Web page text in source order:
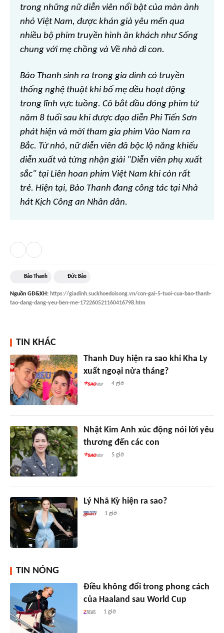
trong những nữ diễn viên nổi bật của màn ảnh
nhỏ Việt Nam, được khán giả yêu mến qua
nhiều bộ phim truyền hình ăn khách như Sống
chung với mẹ chồng và Về nhà đi con.
Bảo Thanh sinh ra trong gia đình có truyền
thống nghệ thuật khi bố mẹ đều hoạt động
trong lĩnh vực tuồng. Cô bắt đầu đóng phim từ
năm 8 tuổi sau khi được đạo diễn Phi Tiến Sơn
phát hiện và mời tham gia phim Vào Nam ra
Bắc. Từ nhỏ, nữ diễn viên đã bộc lộ năng khiếu
diễn xuất và từng nhận giải "Diễn viên phụ xuất
sắc" tại Liên hoan phim Việt Nam khi còn rất
trẻ. Hiện tại, Bảo Thanh đang công tác tại Nhà
hát Kịch Công an Nhân dân.
Bảo Thanh Đức Bảo
Nguồn GĐ&XH: https://giadinh.suckhoedoisong.vn/con-gai-5-tuoi-cua-bao-thanh-
tao-dang-dang-yeu-ben-me-172260521160416798.htm
TIN KHÁC
Thanh Duy hiện ra sao khi Kha Ly
xuất ngoại nửa tháng?
4 giờ
Nhật Kim Anh xúc động nói lời yêu
thương đến các con
5 giờ
Lý Nhã Kỳ hiện ra sao?
1 giờ
TIN NÓNG
Điều không đổi trong phong cách
của Haaland sau World Cup
1 giờ